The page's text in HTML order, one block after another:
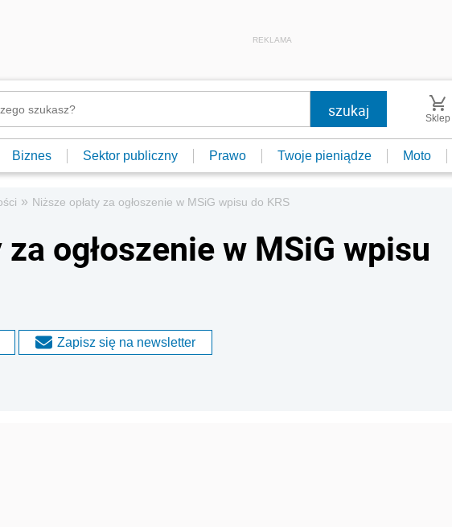
REKLAMA
Sklep
Biznes Sektor publiczny Prawo Twoje pieniądze Moto
» Niższe opłaty za ogłoszenie w MSiG wpisu do KRS
ogłoszenie w MSiG wpisu
Zapisz się na newsletter